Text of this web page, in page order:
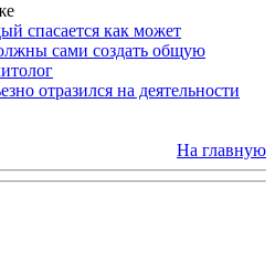
спасается как может
сами создать общую
отразился на деятельности
На главную